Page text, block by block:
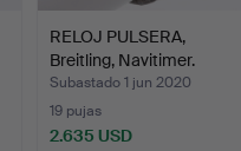
RELOJ PULSERA,
Breitling, Navitimer.
Subastado 1 jun 2020
19 pujas
2.635 USD